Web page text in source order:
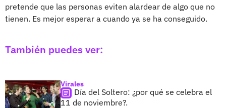
pretende que las personas eviten alardear de algo que no
tienen. Es mejor esperar a cuando ya se ha conseguido.
También puedes ver:
Virales
Día del Soltero: ¿por qué se celebra el
11 de noviembre?.